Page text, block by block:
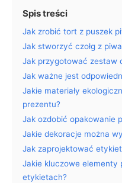
Spis treści
Jak zrobić tort z puszek
Jak stworzyć czołg z
Jak przygotować zestaw
Jak ważne jest
Jakie materiały
prezentu?
Jak ozdobić opakowanie
Jakie dekoracje można
Jak zaprojektować
Jakie kluczowe elementy
etykietach?